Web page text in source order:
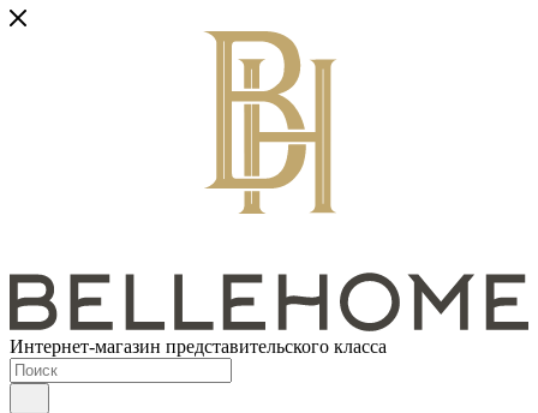
Интернет-магазин представительского класса